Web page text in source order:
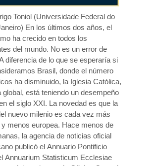
Toniol (Universidade Federal do
En los últimos dos años, el
ha crecido en todos los
del mundo. No es un error de
diferencia de lo que se esperaría si
Brasil, donde el número
ha disminuido, la Iglesia Católica,
global, está teniendo un desempeño
el siglo XXI. La novedad es que la
nuevo milenio es cada vez más
menos europea. Hace menos de
la agencia de noticias oficial
publicó el Annuario Pontificio
Annuarium Statisticum Ecclesiae